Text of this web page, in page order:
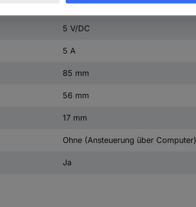
über USB
5 V/DC
5 A
85 mm
56 mm
17 mm
Ohne (Ansteuerung über Computer)
Ja